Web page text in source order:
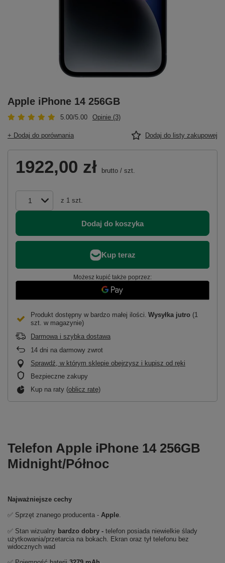
Apple iPhone 14 256GB
5.00/5.00 Opinie (3)
+ Dodaj do porównania Dodaj do listy zakupowej
1922,00 zł brutto / szt.
z 1 szt.
Dodaj do koszyka
Możesz kupić także poprzez:
Produkt dostępny w bardzo małej ilości Wysyłka jutro (1
szt. w magazynie)
Darmowa i szybka dostawa
14 dni na darmowy zwrot
Sprawdź, w którym sklepie obejrzysz i kupisz od ręki
Bezpieczne zakupy
Kup na raty (oblicz ratę)
Telefon Apple iPhone 14 256GB
Midnight/Północ
Najważniejsze cechy
✅ Sprzęt znanego producenta - Apple.
✅ Stan wizualny bardzo dobry - telefon posiada niewielkie ślady
użytkowania/przetarcia na bokach. Ekran oraz tył telefonu bez
widocznych wad